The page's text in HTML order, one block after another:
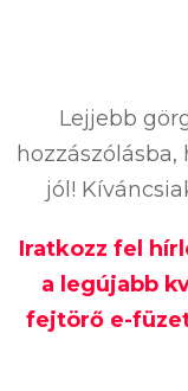
Lejjebb
hozzászólásba,
jól!
Iratkozz fel
a legújabb
fejtörő e-